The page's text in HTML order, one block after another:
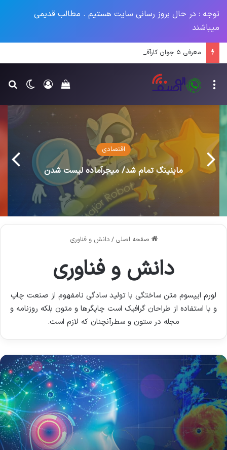
توجه : در حال بروز رسانی سایت هستیم . مطالب قدیمی
میباشند
معرفی ۵ جوان کارآفرین ایرانی در سال ۱۴۰۳
تغییر ورود
سبد خرید خود منو
اقتصادی
ماینینگ تمام شد/ میجرآماده لیست شدن
صفحه اصلی / دانش و فناوری
دانش و فناوری
لورم ایپسوم متن ساختگی با تولید سادگی نامفهوم از صنعت چاپ
و با استفاده از طراحان گرافیک است چاپگرها و متون بلکه روزنامه و
مجله در ستون و سطرآنچنان که لازم است.
پای
هوش
مصنوعی
به
آب
و
هوا
هم
کشیده